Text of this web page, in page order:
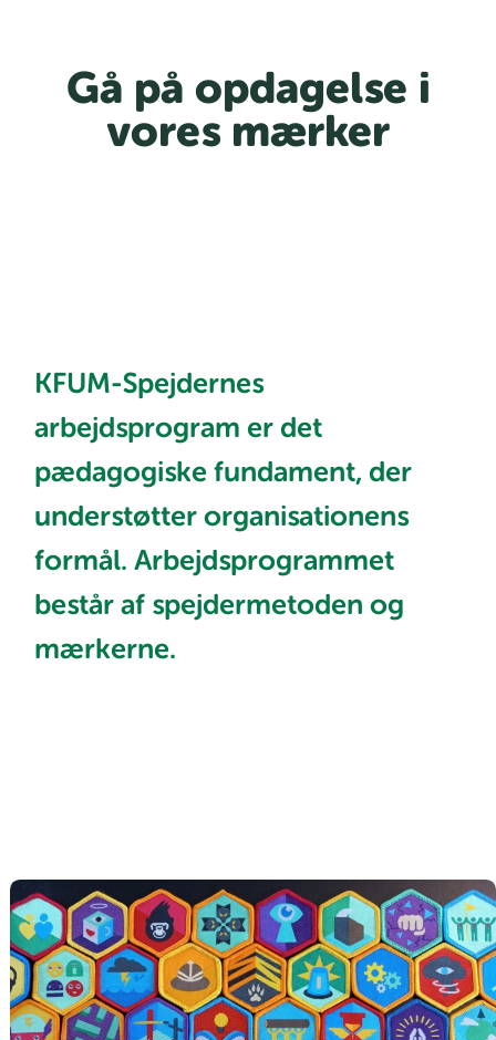
Gå på opdagelse i
vores mærker
KFUM-Spejdernes
arbejdsprogram er det
pædagogiske fundament, der
understøtter organisationens
formål. Arbejdsprogrammet
består af spejdermetoden og
mærkerne.